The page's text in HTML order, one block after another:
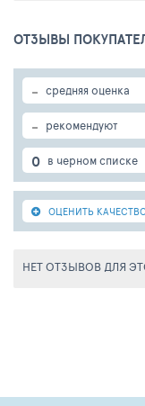
воды во время
улучшает
сияние и
маску перед
кожу лица,
смойте водой.
вода,
масло, тридецет-
композиция,
метилпарабен,
ОТЗЫВЫ
- средняя оценка
- рекомендуют
0 в черном списке
ОЦЕНИТЬ
НЕТ ОТЗЫВОВ ДЛЯ